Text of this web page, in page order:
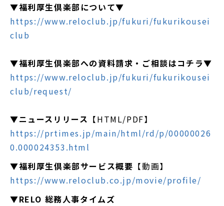
▼福利厚生倶楽部について▼
https://www.reloclub.jp/fukuri/fukurikousei
club
▼福利厚生倶楽部への資料請求・ご相談はコチラ▼
https://www.reloclub.jp/fukuri/fukurikousei
club/request/
▼ニュースリリース 【HTML/PDF】
https://prtimes.jp/main/html/rd/p/00000026
0.000024353.html
▼福利厚生倶楽部サービス概要 【動画】
https://www.reloclub.co.jp/movie/profile/
▼RELO 総務人事タイムズ